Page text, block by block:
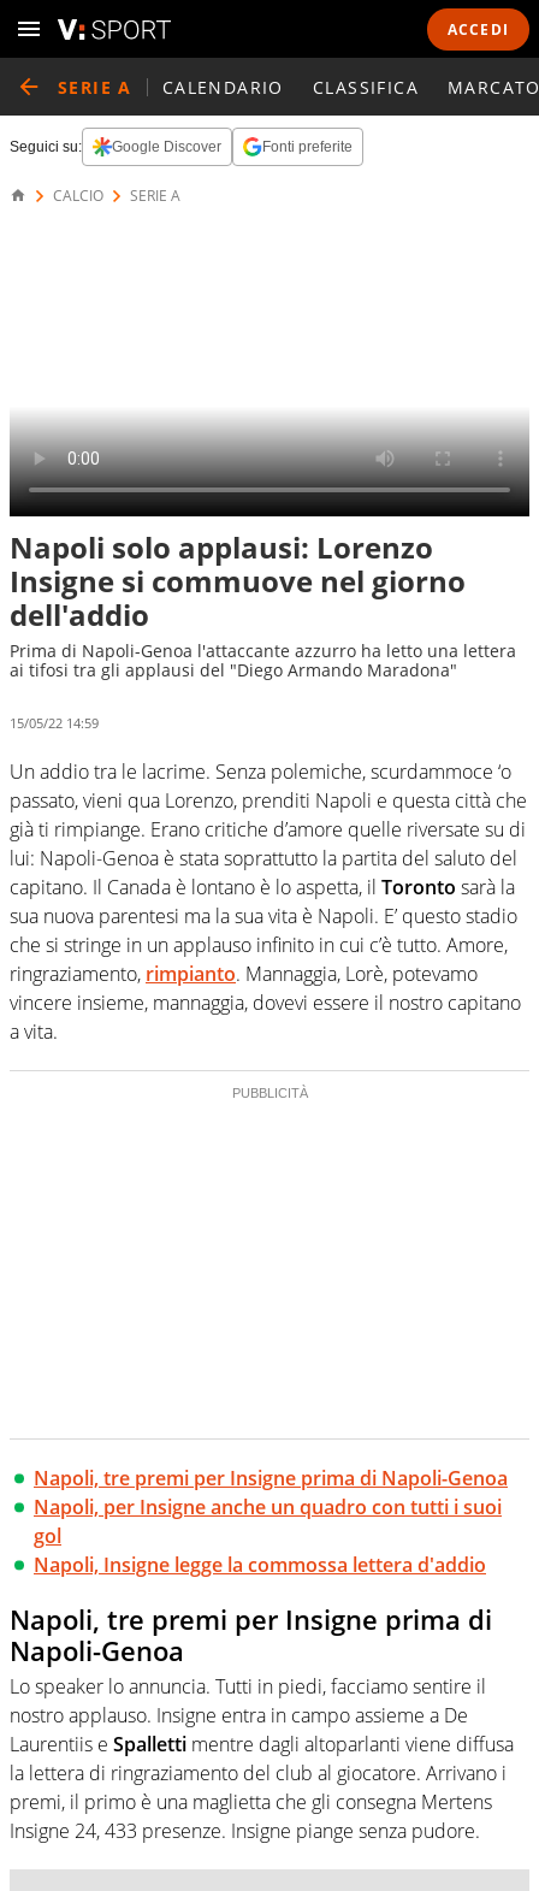
ACCEDI
SERIE A CALENDARIO CLASSIFICA
Seguici su: Google Discover Fonti preferite
CALCIO SERIE A
Napoli solo applausi: Lorenzo
Insigne si commuove nel giorno
dell'addio
Prima di Napoli-Genoa l'attaccante azzurro ha letto una lettera
ai tifosi tra gli applausi del "Diego Armando Maradona"
15/05/22 14:59
Un addio tra le lacrime. Senza polemiche, scurdammoce ‘o
passato, vieni qua Lorenzo, prenditi Napoli e questa città che
già ti rimpiange. Erano critiche d’amore quelle riversate su di
lui: Napoli-Genoa è stata soprattutto la partita del saluto del
capitano. Il Canada è lontano è lo aspetta, il Toronto sarà la
sua nuova parentesi ma la sua vita è Napoli. E’ questo stadio
che si stringe in un applauso infinito in cui c’è tutto. Amore,
ringraziamento, rimpianto. Mannaggia, Lorè, potevamo
vincere insieme, mannaggia, dovevi essere il nostro capitano
a vita.
Napoli, tre premi per Insigne prima di Napoli-Genoa
Napoli, per Insigne anche un quadro con tutti i suoi
gol
Napoli, Insigne legge la commossa lettera d'addio
Napoli, tre premi per Insigne prima di
Napoli-Genoa
Lo speaker lo annuncia. Tutti in piedi, facciamo sentire il
nostro applauso. Insigne entra in campo assieme a De
Laurentiis e Spalletti mentre dagli altoparlanti viene diffusa
la lettera di ringraziamento del club al giocatore. Arrivano i
premi, il primo è una maglietta che gli consegna Mertens
Insigne 24, 433 presenze. Insigne piange senza pudore.